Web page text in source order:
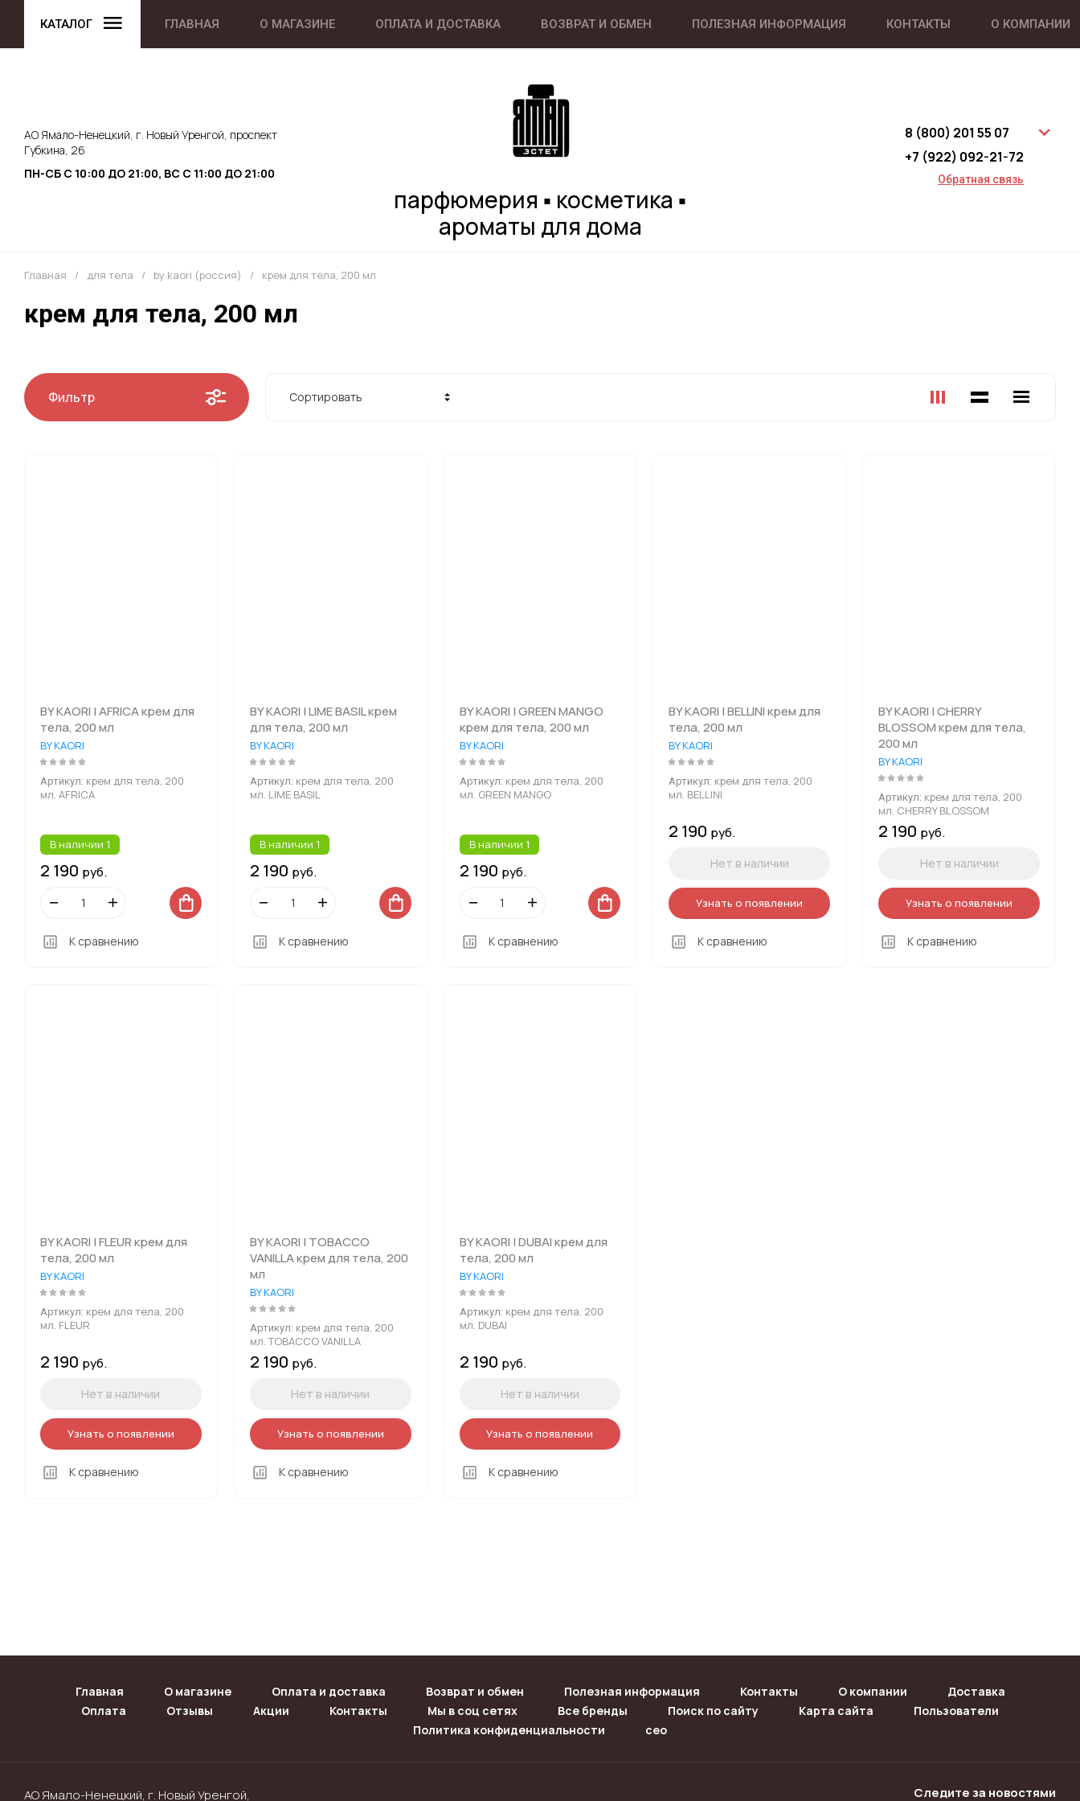
КАТАЛОГ ГЛАВНАЯ О МАГАЗИНЕ ОПЛАТА И ДОСТАВКА ВОЗВРАТ И ОБМЕН ПОЛЕЗНАЯ ИНФОРМАЦИЯ КОНТАКТЫ О КОМПАНИИ
АО Ямало-Ненецкий, г. Новый Уренгой, проспект
Губкина, 26
ПН-СБ С 10:00 ДО 21:00, ВС С 11:00 ДО 21:00
парфюмерия ▪ косметика ▪
ароматы для дома
8 (800) 201 55 07
+7 (922) 092-21-72
Обратная связь
Главная / для тела / by kaori (россия) / крем для тела, 200 мл
крем для тела, 200 мл
Фильтр Сортировать
BY KAORI | AFRICA крем для
тела, 200 мл
BY KAORI
Артикул: крем для тела, 200
мл. AFRICA
В наличии 1
2 190 руб.
К сравнению
BY KAORI | LIME BASIL крем
для тела, 200 мл
BY KAORI
Артикул: крем для тела, 200
мл. LIME BASIL
В наличии 1
2 190 руб.
К сравнению
BY KAORI | GREEN MANGO
крем для тела, 200 мл
BY KAORI
Артикул: крем для тела, 200
мл. GREEN MANGO
В наличии 1
2 190 руб.
К сравнению
BY KAORI | BELLINI крем для
тела, 200 мл
BY KAORI
Артикул: крем для тела, 200
мл. BELLINI
2 190 руб.
Нет в наличии
Узнать о появлении
К сравнению
BY KAORI | CHERRY
BLOSSOM крем для тела,
200 мл
BY KAORI
Артикул: крем для тела, 200
мл. CHERRY BLOSSOM
2 190 руб.
Нет в наличии
Узнать о появлении
К сравнению
BY KAORI | FLEUR крем для
тела, 200 мл
BY KAORI
Артикул: крем для тела, 200
мл. FLEUR
2 190 руб.
Нет в наличии
Узнать о появлении
К сравнению
BY KAORI | TOBACCO
VANILLA крем для тела, 200
мл
BY KAORI
Артикул: крем для тела, 200
мл. TOBACCO VANILLA
2 190 руб.
Нет в наличии
Узнать о появлении
К сравнению
BY KAORI | DUBAI крем для
тела, 200 мл
BY KAORI
Артикул: крем для тела, 200
мл. DUBAI
2 190 руб.
Нет в наличии
Узнать о появлении
К сравнению
Главная О магазине Оплата и доставка Возврат и обмен Полезная информация Контакты О компании
Доставка
Оплата
Отзывы Акции Контакты Мы в соц сетях Все бренды Поиск по сайту Карта сайта
Пользователи
Политика конфиденциальности
сео
АО Ямало-Ненецкий, г. Новый Уренгой, Следите за новостями